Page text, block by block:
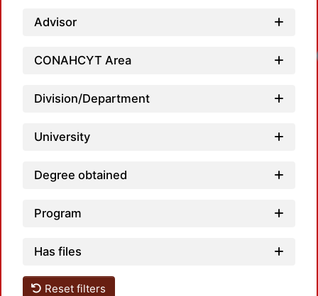
Advisor
CONAHCYT Area
Division/Department
University
Degree obtained
Program
Has files
Reset filters